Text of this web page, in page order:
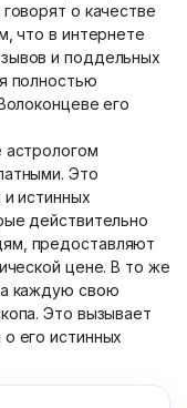
о качестве
что в интернете
и поддельных
полностью
его
Это
истинных
действительно
предоставляют
цене. В то же
каждую свою
Это вызывает
его истинных